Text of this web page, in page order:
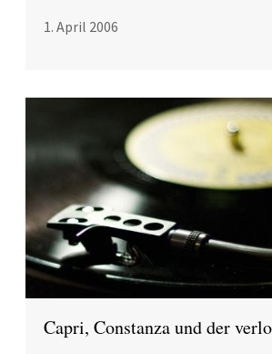
1. April 2006
Capri, Constanza und der